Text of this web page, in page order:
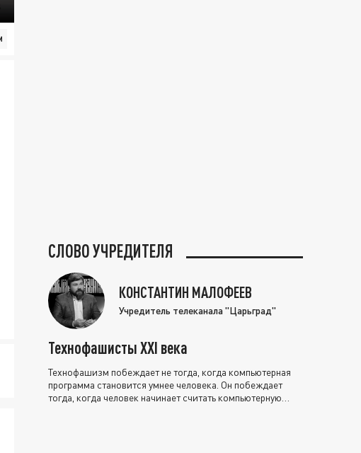
СЛОВО УЧРЕДИТЕЛЯ
КОНСТАНТИН МАЛОФЕЕВ
Учредитель телеканала "Царьград"
Технофашисты XXI века
Технофашизм побеждает не тогда, когда компьютерная
программа становится умнее человека. Он побеждает
тогда, когда человек начинает считать компьютерную